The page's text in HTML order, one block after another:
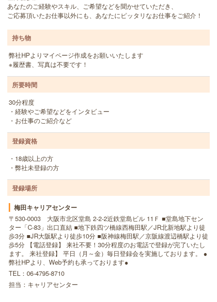
あなたのご経験やスキル、ご希望などを聞かせていただき、
ご応募頂いたお仕事以外にも、あなたにピッタリなお仕事をご紹介！
持ち物
弊社HPよりマイページ作成をお願いいたします
※履歴書、写真は不要です！
所要時間
30分程度
・経験やご希望などをインタビュー
・お仕事のご紹介など
登録資格
・18歳以上の方
・弊社未登録の方
登録場所
梅田キャリアセンター
〒530-0003 大阪市北区堂島 2-2-2近鉄堂島ビル 11Ｆ ■堂島地下セン
ター「C-83」出口直結 ■地下鉄四ツ橋線西梅田駅／JR北新地駅より徒
歩3分 ■JR大阪駅より徒歩10分 ■阪神線梅田駅／京阪線渡辺橋駅より徒
歩5分 【電話登録】 来社不要！30分程度のお電話で登録が完了いたし
ます。 来社登録】 平日（月～金）毎日登録会を実施しております。 ●
弊社HPより、Web予約も承っております●
TEL：06-4795-8710
担当：キャリアセンター